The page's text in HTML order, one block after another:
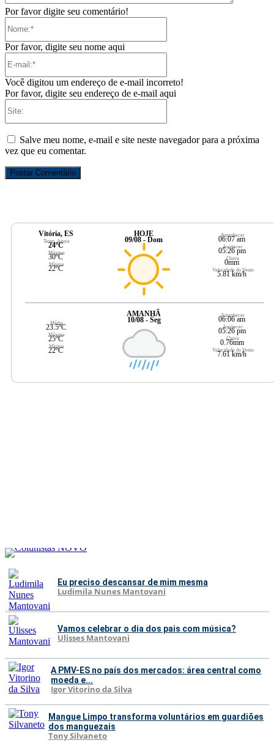
Por favor digite seu comentário!
Por favor, digite seu nome aqui
Você digitou um endereço de e-mail incorreto!
Por favor, digite seu endereço de e-mail aqui
Salve meu nome, e-mail e site neste navegador para a próxima
vez que eu comentar.
Vitória, ES
Temp. Agora
24ºC
Máxima
30ºC
Mínima
22ºC
HOJE
09/08 - Dom
Amanhecer
06:07 am
Anoitecer
05:26 pm
Chuva
0mm
Velocidade do Vento
5.81 km/h
Média
23.5ºC
Máxima
25ºC
Mínima
22ºC
AMANHÃ
10/08 - Seg
Amanhecer
06:06 am
Anoitecer
05:26 pm
Chuva
0.76mm
Velocidade do Vento
7.61 km/h
Eu preciso descansar de mim mesma
Ludimila Nunes Mantovani
Vamos celebrar o dia dos pais com música?
Ulisses Mantovani
A PMV-ES no país dos mercados: área central como
moeda e...
Igor Vitorino da Silva
Mangue Limpo transforma voluntários em guardiões
dos manguezais
Tony Silvaneto